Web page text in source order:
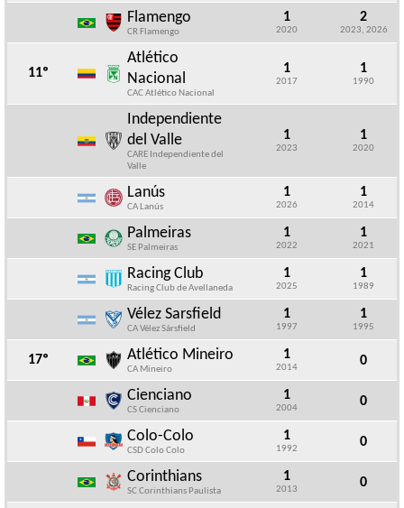
Flamengo
CR Flamengo
1
2020
2
2023, 2026
11º
Atlético
Nacional
CAC Atlético Nacional
1
2017
1
1990
Independiente
del Valle
CARE Independiente del
Valle
1
2023
1
2020
Lanús
CA Lanús
1
2026
1
2014
Palmeiras
SE Palmeiras
1
2022
1
2021
Racing Club
Racing Club de Avellaneda
1
2025
1
1989
Vélez Sarsfield
CA Vélez Sársfield
1
1997
1
1995
17º Atlético Mineiro
CA Mineiro
1
2014 0
Cienciano
CS Cienciano
1
2004 0
Colo-Colo
CSD Colo Colo
1
1992 0
Corinthians
SC Corinthians Paulista
1
2013 0